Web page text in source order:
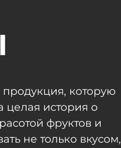
которую
целая история о
фруктов и
не только вкусом,